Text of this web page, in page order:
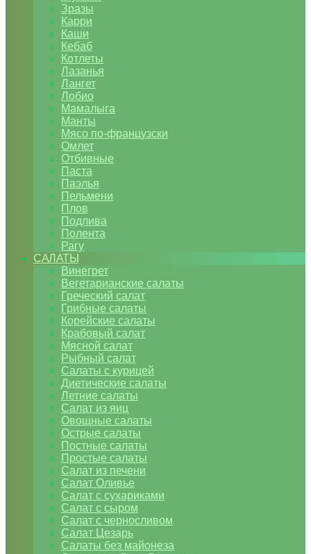
Зразы
Карри
Каши
Кебаб
Котлеты
Лазанья
Лангет
Лобио
Мамалыга
Манты
Мясо по-французски
Омлет
Отбивные
Паста
Паэлья
Пельмени
Плов
Подлива
Полента
Рагу
САЛАТЫ
Винегрет
Вегетарианские салаты
Греческий салат
Грибные салаты
Корейские салаты
Крабовый салат
Мясной салат
Рыбный салат
Салаты с курицей
Диетические салаты
Летние салаты
Салат из яиц
Овощные салаты
Острые салаты
Постные салаты
Простые салаты
Салат из печени
Салат Оливье
Салат с сухариками
Салат с сыром
Салат с черносливом
Салат Цезарь
Салаты без майонеза